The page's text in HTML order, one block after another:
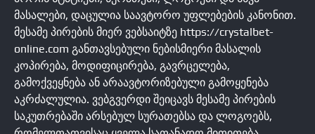
მასალები, დაცულია საავტორო უფლებების კანონით.
მესამე პირების მიერ ვებსაიტზე https://crystalbet-
online.com განთავსებული ნებისმიერი მასალის
კოპირება, მოდიფიცირება, გავრცელება,
გამოქვეყნება ან არაავტორიზებული გამოყენება
აკრძალულია. ვებგვერდი შეიცავს მესამე პირების
საკუთრებაში არსებულ სურათებსა და ლოგოებს,